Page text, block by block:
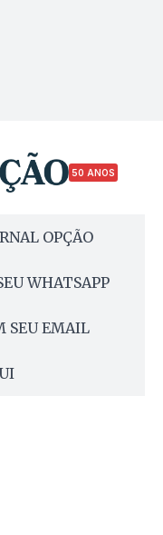
50 ANOS
OPÇÃO
WHATSAPP
SEU EMAIL